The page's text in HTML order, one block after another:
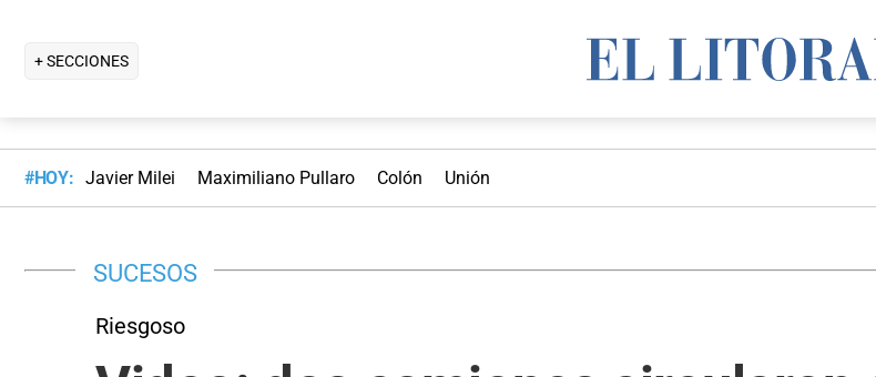
+ SECCIONES
#HOY: Javier Milei Maximiliano Pullaro Colón Unión
SUCESOS
Riesgoso